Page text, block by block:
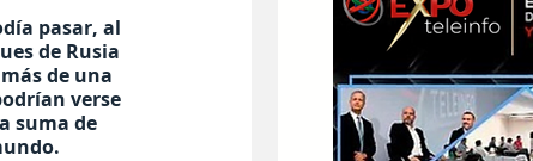
pasar, al
de Rusia
de una
verse
suma de